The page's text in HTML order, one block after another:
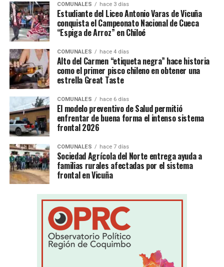
COMUNALES hace 3 días
Estudiante del Liceo Antonio Varas de Vicuña
conquista el Campeonato Nacional de Cueca
“Espiga de Arroz” en Chiloé
COMUNALES hace 4 días
Alto del Carmen “etiqueta negra” hace historia
como el primer pisco chileno en obtener una
estrella Great Taste
COMUNALES hace 6 días
El modelo preventivo de Salud permitió
enfrentar de buena forma el intenso sistema
frontal 2026
COMUNALES hace 7 días
Sociedad Agrícola del Norte entrega ayuda a
familias rurales afectadas por el sistema
frontal en Vicuña